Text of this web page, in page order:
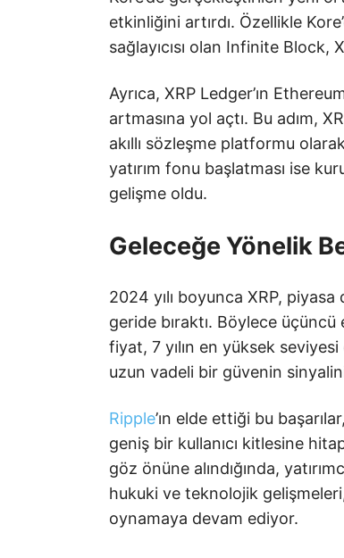
etkinliğini artırdı. Özellikle
sağlayıcısı olan Infinite
Ayrıca, XRP Ledger’ın
artmasına yol açtı. Bu adım,
akıllı sözleşme platformu
yatırım fonu başlatması ise
gelişme oldu.
Geleceğe Yönelik
2024 yılı boyunca XRP, piyasa
geride bıraktı. Böylece
fiyat, 7 yılın en yüksek seviyesi
uzun vadeli bir güvenin
Ripple’ın elde ettiği bu
geniş bir kullanıcı kitlesine
göz önüne alındığında,
hukuki ve teknolojik
oynamaya devam ediyor.